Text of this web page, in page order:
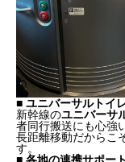
■ ユニバーサルトイ
新幹線のユニバーサ
者同行搬送にも心強
長距離移動だからこ
す。
■ 各地の連携サポー